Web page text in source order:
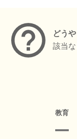
どう
該当な
教育